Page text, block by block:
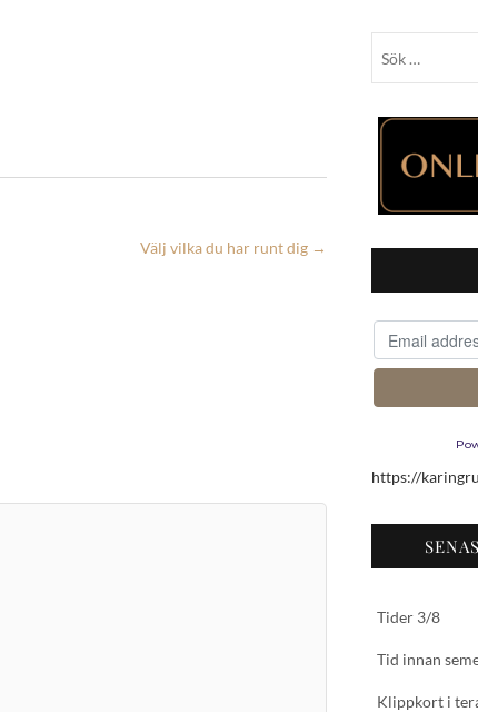
Välj vilka du har runt dig →
https://
Tider 3/8
Tid innan
Klippkort i